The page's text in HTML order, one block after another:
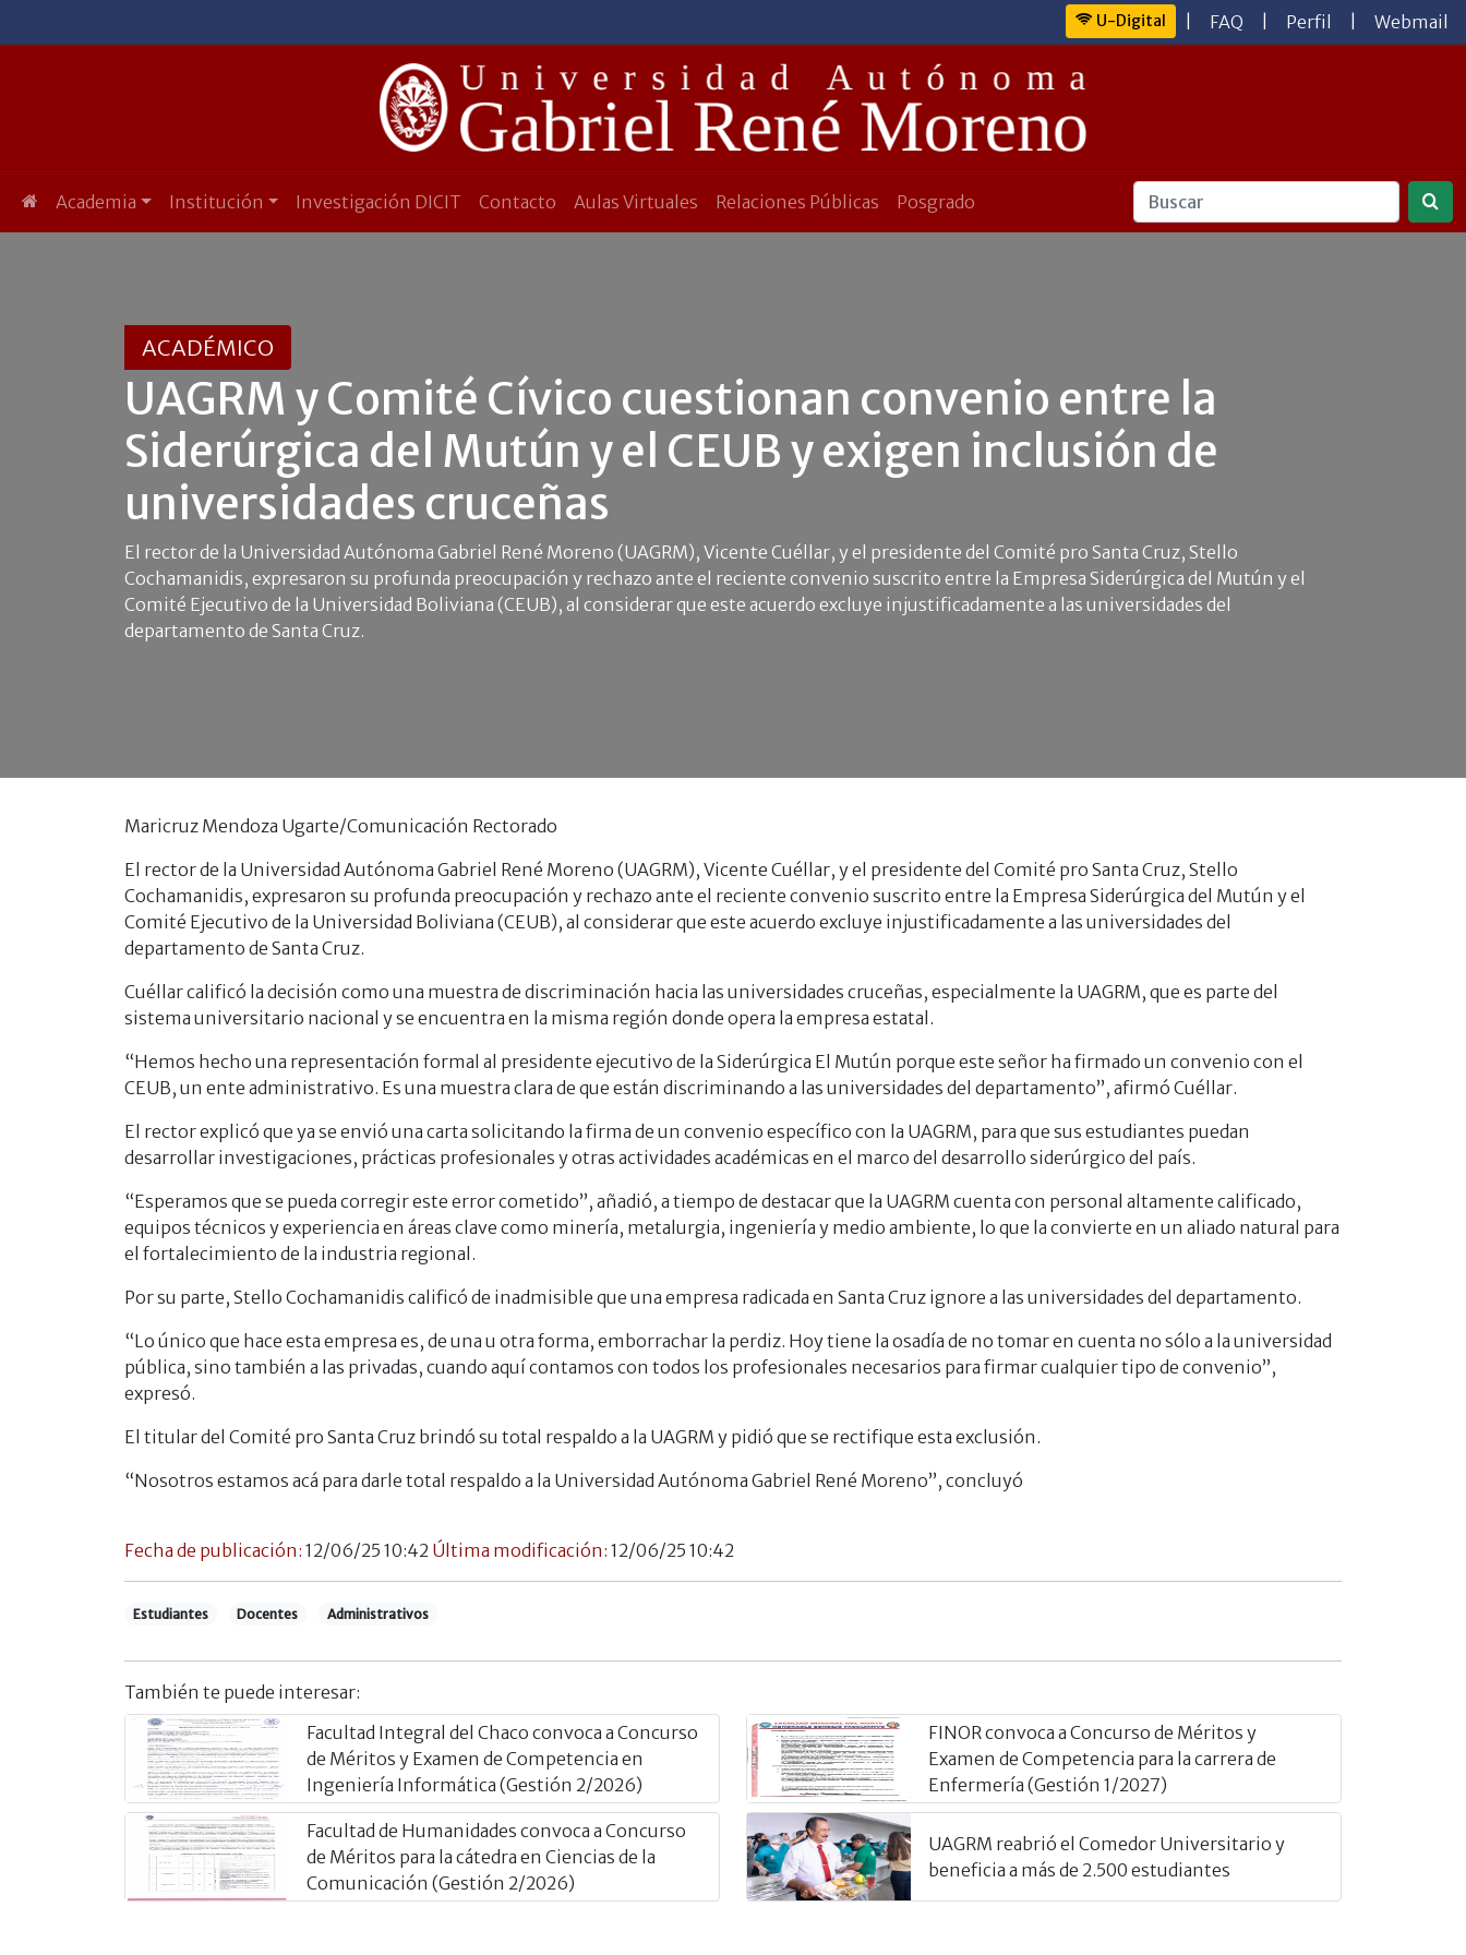
U-Digital FAQ Perfil Webmail
Academia Institución Investigación DICIT Contacto Aulas Virtuales Relaciones Públicas Posgrado
ACADÉMICO
UAGRM y Comité Cívico cuestionan convenio entre la
Siderúrgica del Mutún y el CEUB y exigen inclusión de
universidades cruceñas
El rector de la Universidad Autónoma Gabriel René Moreno (UAGRM), Vicente Cuéllar, y el presidente del Comité pro Santa Cruz, Stello
Cochamanidis, expresaron su profunda preocupación y rechazo ante el reciente convenio suscrito entre la Empresa Siderúrgica del Mutún y el
Comité Ejecutivo de la Universidad Boliviana (CEUB), al considerar que este acuerdo excluye injustificadamente a las universidades del
departamento de Santa Cruz.
Maricruz Mendoza Ugarte/Comunicación Rectorado
El rector de la Universidad Autónoma Gabriel René Moreno (UAGRM), Vicente Cuéllar, y el presidente del Comité pro Santa Cruz, Stello
Cochamanidis, expresaron su profunda preocupación y rechazo ante el reciente convenio suscrito entre la Empresa Siderúrgica del Mutún y el
Comité Ejecutivo de la Universidad Boliviana (CEUB), al considerar que este acuerdo excluye injustificadamente a las universidades del
departamento de Santa Cruz.
Cuéllar calificó la decisión como una muestra de discriminación hacia las universidades cruceñas, especialmente la UAGRM, que es parte del
sistema universitario nacional y se encuentra en la misma región donde opera la empresa estatal.
“Hemos hecho una representación formal al presidente ejecutivo de la Siderúrgica El Mutún porque este señor ha firmado un convenio con el
CEUB, un ente administrativo. Es una muestra clara de que están discriminando a las universidades del departamento”, afirmó Cuéllar.
El rector explicó que ya se envió una carta solicitando la firma de un convenio específico con la UAGRM, para que sus estudiantes puedan
desarrollar investigaciones, prácticas profesionales y otras actividades académicas en el marco del desarrollo siderúrgico del país.
“Esperamos que se pueda corregir este error cometido”, añadió, a tiempo de destacar que la UAGRM cuenta con personal altamente calificado,
equipos técnicos y experiencia en áreas clave como minería, metalurgia, ingeniería y medio ambiente, lo que la convierte en un aliado natural para
el fortalecimiento de la industria regional.
Por su parte, Stello Cochamanidis calificó de inadmisible que una empresa radicada en Santa Cruz ignore a las universidades del departamento.
“Lo único que hace esta empresa es, de una u otra forma, emborrachar la perdiz. Hoy tiene la osadía de no tomar en cuenta no sólo a la universidad
pública, sino también a las privadas, cuando aquí contamos con todos los profesionales necesarios para firmar cualquier tipo de convenio”,
expresó.
El titular del Comité pro Santa Cruz brindó su total respaldo a la UAGRM y pidió que se rectifique esta exclusión.
“Nosotros estamos acá para darle total respaldo a la Universidad Autónoma Gabriel René Moreno”, concluyó
Fecha de publicación: 12/06/25 10:42 Última modificación: 12/06/25 10:42
Estudiantes Docentes Administrativos
También te puede interesar:
Facultad Integral del Chaco convoca a Concurso
de Méritos y Examen de Competencia en
Ingeniería Informática (Gestión 2/2026)
FINOR convoca a Concurso de Méritos y
Examen de Competencia para la carrera de
Enfermería (Gestión 1/2027)
Facultad de Humanidades convoca a Concurso
de Méritos para la cátedra en Ciencias de la
Comunicación (Gestión 2/2026)
UAGRM reabrió el Comedor Universitario y
beneficia a más de 2.500 estudiantes